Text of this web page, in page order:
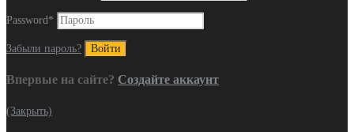
Password *
Забыли пароль?
Впервые на сайте? Создайте аккаунт
(Закрыть)